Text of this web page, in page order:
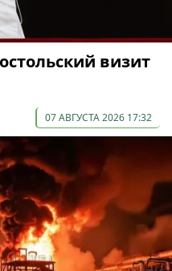
визит
07 АВГУСТА 2026 17:32